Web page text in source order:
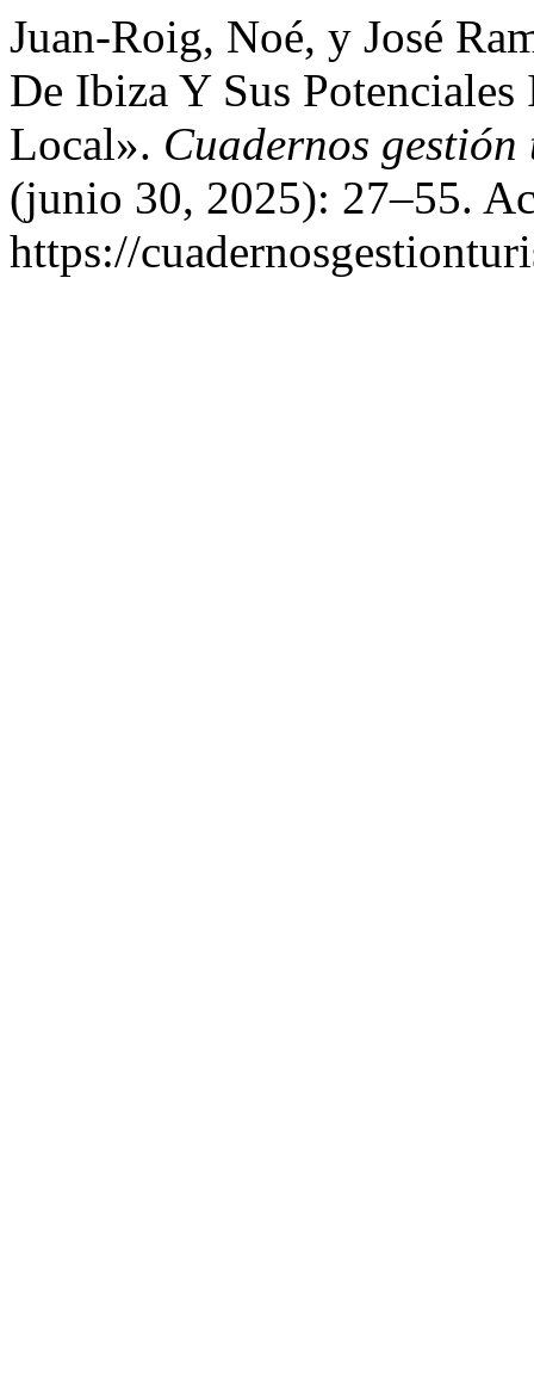
Juan-Roig, Noé, y José
De Ibiza Y Sus
Local». Cuadernos
(junio 30, 2025): 27–55.
https://